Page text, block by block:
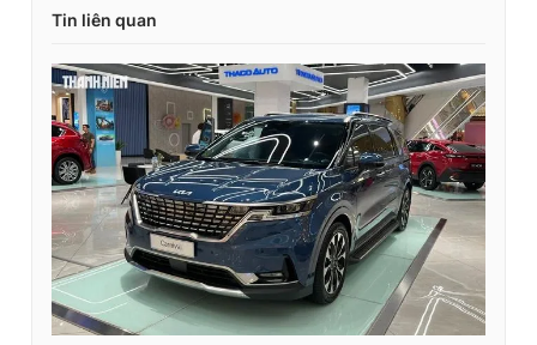
Tin liên quan